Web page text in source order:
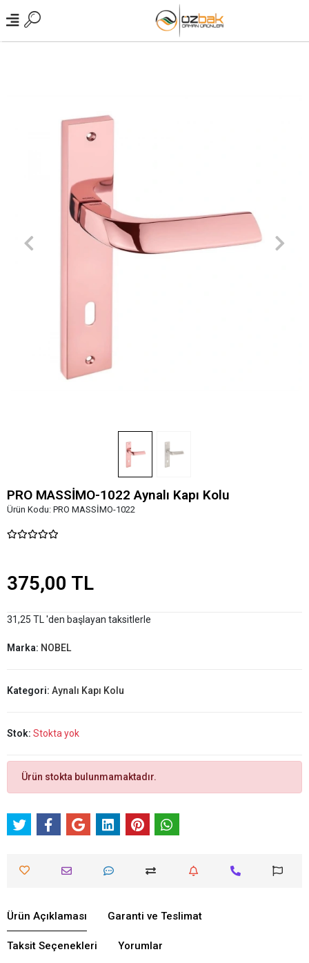
PRO MASSİMO-1022 Aynalı Kapı Kolu
Ürün Kodu: PRO MASSİMO-1022
375,00 TL
31,25 TL 'den başlayan taksitlerle
Marka: NOBEL
Kategori: Aynalı Kapı Kolu
Stok: Stokta yok
Ürün stokta bulunmamaktadır.
Ürün Açıklaması Garanti ve Teslimat
Taksit Seçenekleri Yorumlar